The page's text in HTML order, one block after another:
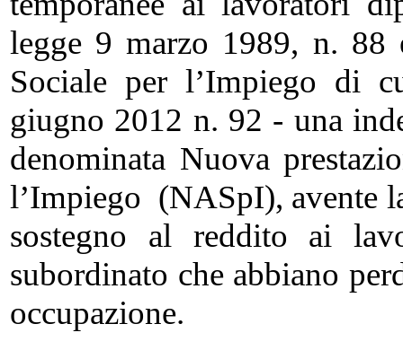
legge 9 marzo 1989, n. 88
Sociale per l’Impiego di
giugno 2012 n. 92 - una
denominata Nuova
l’Impiego (NASpI), avente
sostegno al reddito ai
subordinato che abbiano
occupazione.